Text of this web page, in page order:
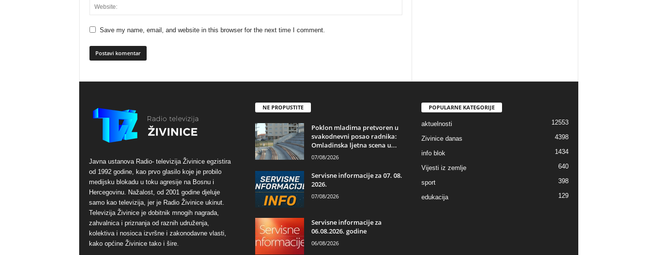
Save my name, email, and website in this browser for the next time I comment.
Javna ustanova Radio- televizija Živinice egzistira
od 1992 godine, kao prvo glasilo koje je probilo
medijsku blokadu u toku agresije na Bosnu i
Hercegovinu. Nažalost, od 2001 godine djeluje
samo kao televizija, jer je Radio Živinice ukinut.
Televizija Živinice je dobitnik mnogih nagrada,
zahvalnica i priznanja od raznih udruženja,
kolektiva i nosioca izvršne i zakonodavne vlasti,
kako općine Živinice tako i šire.
NE PROPUSTITE
Poklon mladima pretvoren u
svakodnevni posao radnika:
Omladinska ljetna scena u...
07/08/2026
Servisne informacije za 07. 08.
2026.
07/08/2026
Servisne informacije za
06.08.2026. godine
06/08/2026
POPULARNE KATEGORIJE
aktuelnosti 12553
Zivinice danas 4398
info blok 1434
Vijesti iz zemlje 640
sport 398
edukacija 129